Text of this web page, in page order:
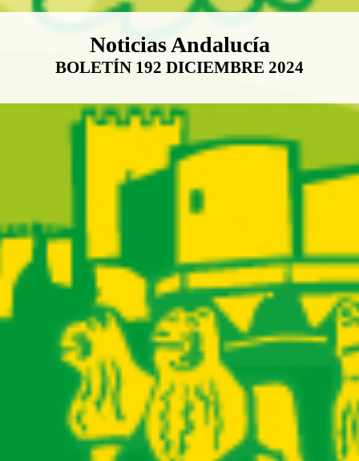
Boletín Noticias Andalucía
Noticias Andalucía
BOLETÍN 192 DICIEMBRE 2024